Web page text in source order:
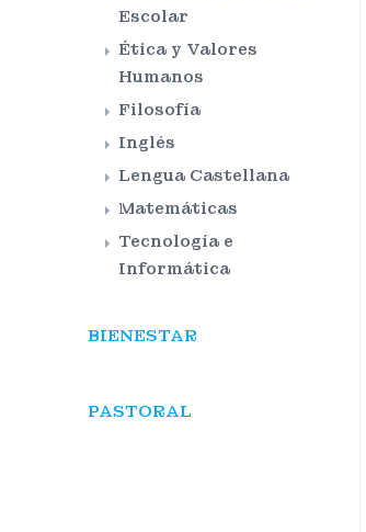
Escolar
Ética y Valores
Humanos
Filosofía
Inglés
Lengua Castellana
Matemáticas
Tecnología e
Informática
BIENESTAR
PASTORAL